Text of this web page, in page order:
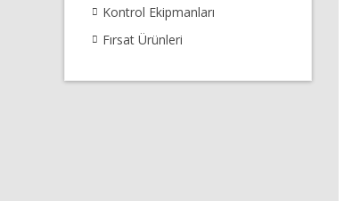
Kontrol Ekipmanları
Fırsat Ürünleri